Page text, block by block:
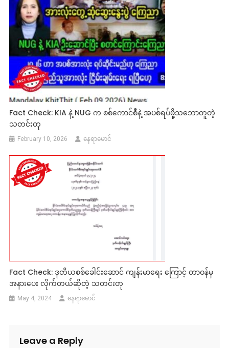
Fact Check: KIA နဲ့ NUG က စစ်ကောင်စီနဲ့ အပစ်ရပ်ဖို့သဘောတူတဲ့
သတင်းတု
February 10, 2026 နေရာမောင်
Fact Check: ဒုတိယစစ်ခေါင်းဆောင် ကျန်းမာရေး ကြောင့် တာဝန်မှ
အနားပေး လိုက်တယ်ဆိုတဲ့ သတင်းတု
May 4, 2024 နေရာမောင်
Leave a Reply